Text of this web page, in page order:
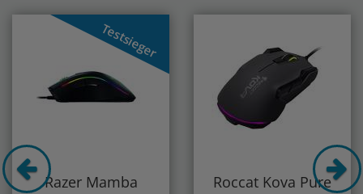
Testsieger
Razer Mamba
Roccat Kova Pure
Previous